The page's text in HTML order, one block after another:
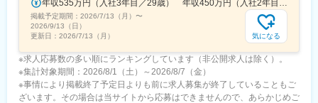
年収535万円（入社3年目／29歳） 年収450万円（入社2年目／26歳）
掲載予定期間： 2026/7/13（月） 〜
2026/9/13（日）
更新日： 2026/7/13（月） 気になる
※求人応募数の多い順にランキングしています（非公開求人は除く）。
※集計対象期間：2026/8/1（土）～2026/8/7（金）
※事情により掲載終了予定日よりも前に求人募集が終了していることもご
ざいます。その場合は当サイトから応募はできませんので、あらかじめご